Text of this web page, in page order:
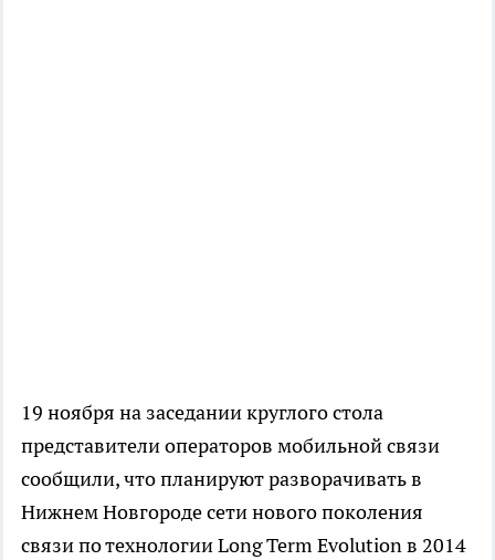
19 ноября на заседании круглого стола
представители операторов мобильной связи
сообщили, что планируют разворачивать в
Нижнем Новгороде сети нового поколения
связи по технологии Long Term Evolution в 2014